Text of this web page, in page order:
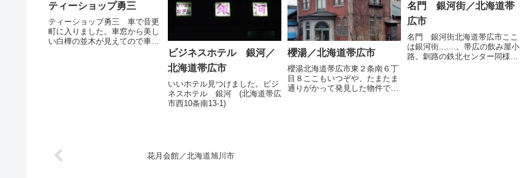
ティーショップ勇三
ティーショップ勇三 車で音更
町に入りました。車窓から美し
い白樺の並木が見えてので車を
ビジネスホテル 銀河／
北海道帯広市
いいホテル見つけました。ビジ
ネスホテル 銀河 (北海道帯広
市西10条南13-1)
櫻湯／北海道帯広市
櫻湯北海道帯広市東２条南６丁
目８ここもいつぞや、たまたま
通りがかって発見した物件で
名門 銀河街／北海道帯
広市
名門 銀河街北海道帯広市ここ
は銀河街.......。帯広の飲み屋小
路。釧路の鉄北センター同様、
花月会館／北海道旭川市